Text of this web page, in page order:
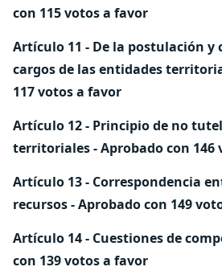
con 115 votos a favor
Artículo 11 - De la postulación y
cargos de las entidades
117 votos a favor
Artículo 12 - Principio de no
territoriales - Aprobado con 146
Artículo 13 - Correspondencia
recursos - Aprobado con 149
Artículo 14 - Cuestiones de
con 139 votos a favor